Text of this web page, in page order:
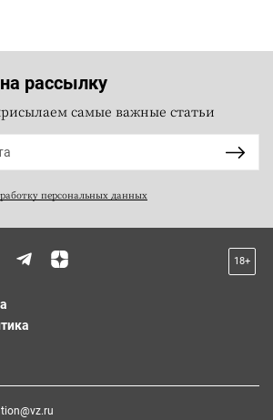
рассылку
самые важные статьи
персональных данных
18+